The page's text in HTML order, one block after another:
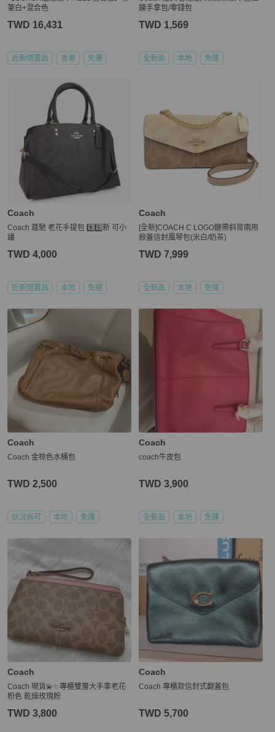
筆白+混合色
TWD 16,431
近新閒置品 香港 免運
鍊手拿包/零錢包
TWD 1,569
全新品 本地 免運
Coach
Coach 蔻馳 老花手提包 9️⃣5️⃣新 可小
議
TWD 4,000
近新閒置品 本地 免運
Coach
[全新]COACH C LOGO鏈帶斜背兩用
掀蓋信封風琴包(米白/奶茶)
TWD 7,999
全新品 本地 免運
Coach
Coach 金棕色水桶包
TWD 2,500
狀況尚可 本地 免運
Coach
coach牛皮包
TWD 3,900
全新品 本地 免運
Coach
Coach 現貨💫✨專櫃雙層大手拿老花
粉色 乾燥玫瑰粉
TWD 3,800
Coach
Coach 專櫃款信封式翻蓋包
TWD 5,700